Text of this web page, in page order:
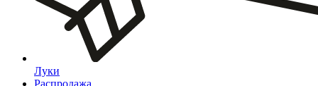
Луки
Распродажа